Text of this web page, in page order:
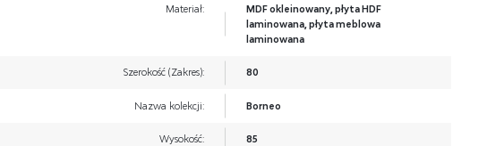
Materiał:
MDF okleinowany, płyta HDF
laminowana, płyta meblowa
laminowana
Szerokość (Zakres): 80
Nazwa kolekcji: Borneo
Wysokość: 85